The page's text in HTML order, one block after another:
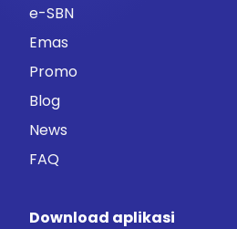
e-SBN
Emas
Promo
Blog
News
FAQ
Download aplikasi